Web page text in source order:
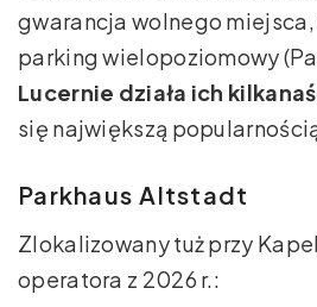
gwarancja wolnego
parking wielopoziomowy
Lucernie działa ich
się największą
Parkhaus Altstadt
Zlokalizowany tuż przy
operatora z 2026 r.: